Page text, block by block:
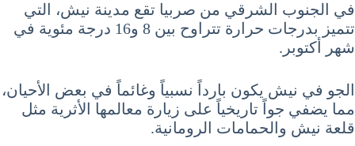
في الجنوب الشرقي من صربيا تقع مدينة نيش، التي
تتميز بدرجات حرارة تتراوح بين 8 و16 درجة مئوية في
شهر أكتوبر.
الجو في نيش يكون بارداً نسبياً وغائماً في بعض الأحيان،
مما يضفي جواً تاريخياً على زيارة معالمها الأثرية مثل
قلعة نيش والحمامات الرومانية.